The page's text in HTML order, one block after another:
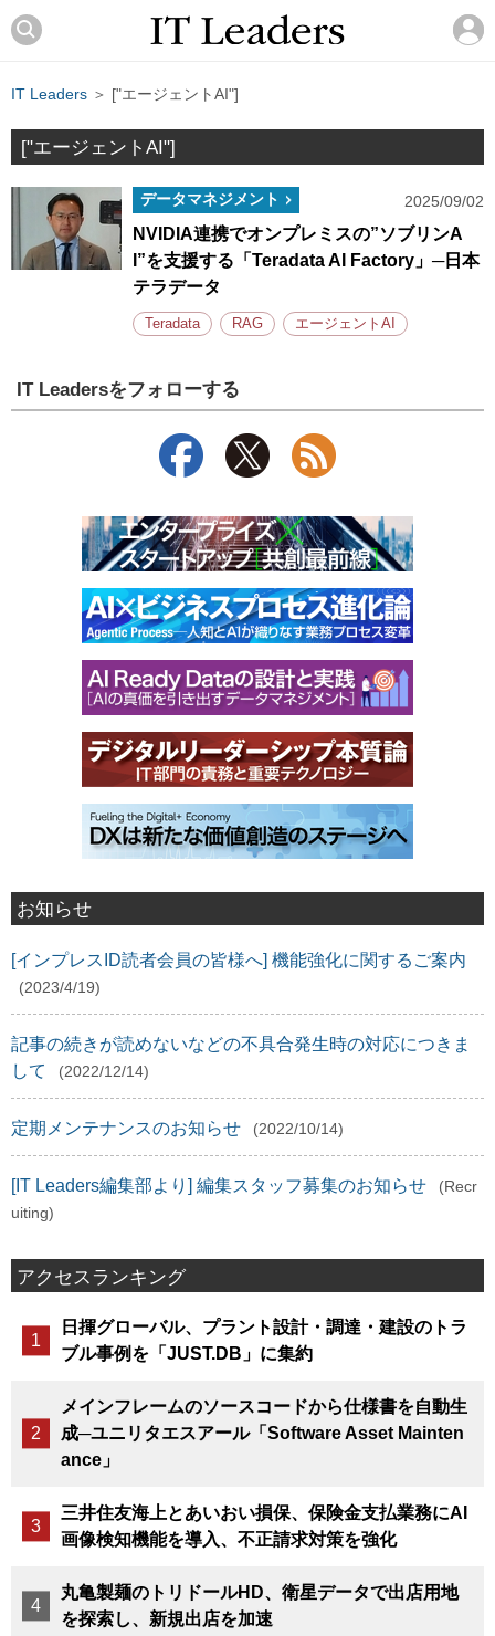
IT Leaders ＞ ["エージェントAI"]
["エージェントAI"]
データマネジメント 2025/09/02
NVIDIA連携でオンプレミスの”ソブリンA
I”を支援する「Teradata AI Factory」─日本
テラデータ
Teradata RAG エージェントAI
IT Leadersをフォローする
お知らせ
[インプレスID読者会員の皆様へ] 機能強化に関するご案内
(2023/4/19)
記事の続きが読めないなどの不具合発生時の対応につきま
して
(2022/12/14)
定期メンテナンスのお知らせ (2022/10/14)
[IT Leaders編集部より] 編集スタッフ募集のお知らせ
(Recr
uiting)
アクセスランキング
日揮グローバル、プラント設計・調達・建設のトラ
ブル事例を「JUST.DB」に集約
メインフレームのソースコードから仕様書を自動生
成─ユニリタエスアール「Software Asset Mainten
ance」
三井住友海上とあいおい損保、保険金支払業務にAI
画像検知機能を導入、不正請求対策を強化
丸亀製麺のトリドールHD、衛星データで出店用地
を探索し、新規出店を加速